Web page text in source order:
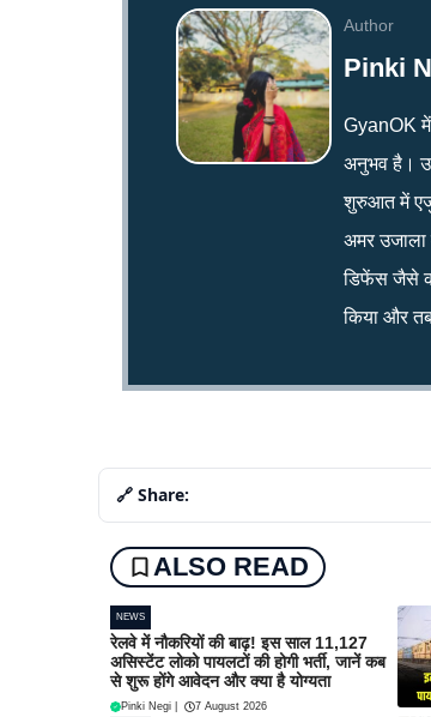
Author
Pinki
GyanOK में
अनुभव है।
शुरुआत में
अमर
डिफेंस जैसे
किया और
🔗 Share:
ALSO READ
NEWS
रेलवे में नौकरियों की बाढ़! इस साल 11,127
असिस्टेंट लोको पायलटों की होगी भर्ती, जानें कब
से शुरू होंगे आवेदन और क्या है योग्यता
Pinki Negi 7 August 2026